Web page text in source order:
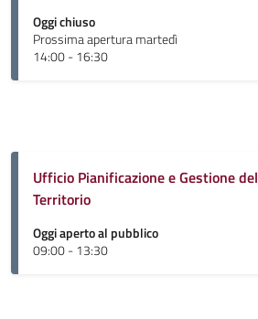
Oggi chiuso
Prossima apertura martedì
14:00 - 16:30
Ufficio Pianificazione e Gestione del
Territorio
Oggi aperto al pubblico
09:00 - 13:30